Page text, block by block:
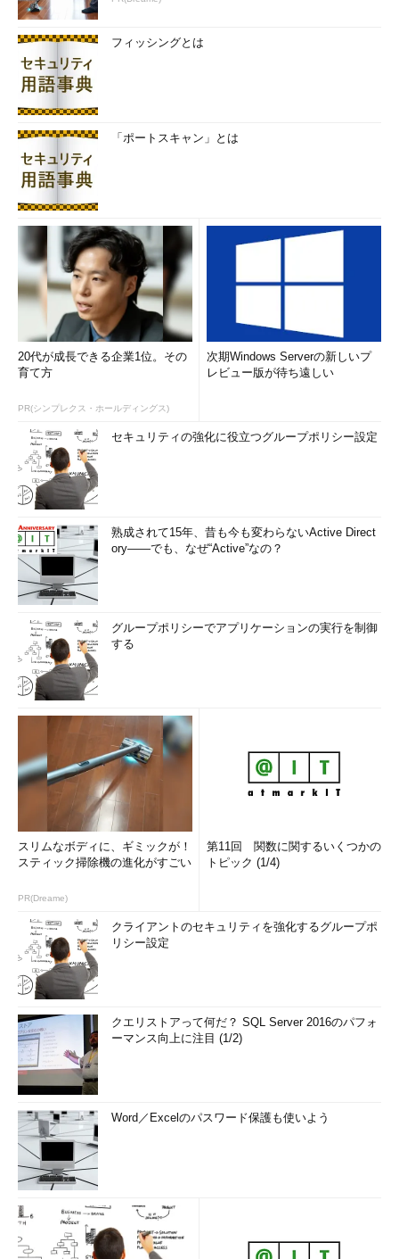
フィッシングとは
「ポートスキャン」とは
20代が成長できる企業1位。その
育て方
PR(シンプレクス・ホールディングス)
次期Windows Serverの新しいプ
レビュー版が待ち遠しい
セキュリティの強化に役立つグループポリシー設定
熟成されて15年、昔も今も変わらないActive Direct
ory――でも、なぜ“Active”なの？
グループポリシーでアプリケーションの実行を制御
する
スリムなボディに、ギミックが！
スティック掃除機の進化がすごい
PR(Dreame)
第11回 関数に関するいくつかの
トピック (1/4)
クライアントのセキュリティを強化するグループポ
リシー設定
クエリストアって何だ？ SQL Server 2016のパフォ
ーマンス向上に注目 (1/2)
Word／Excelのパスワード保護も使いよう